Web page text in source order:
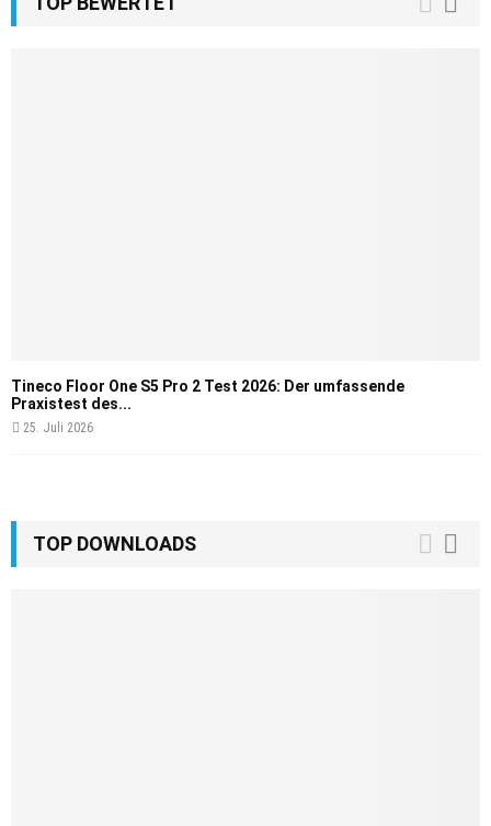
Tineco Floor One S5 Pro 2 Test 2026: Der umfassende
Praxistest des...
25. Juli 2026
TOP DOWNLOADS